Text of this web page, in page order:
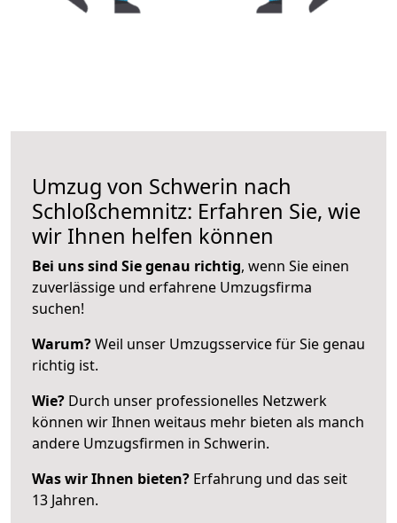
Umzug von Schwerin nach
Schloßchemnitz: Erfahren Sie, wie
wir Ihnen helfen können
Bei uns sind Sie genau richtig, wenn Sie einen
zuverlässige und erfahrene Umzugsfirma
suchen!
Warum?Weil unser Umzugsservice für Sie genau
richtig ist.
Wie? Durch unser professionelles Netzwerk
können wir Ihnen weitaus mehr bieten als manch
andere Umzugsfirmen in Schwerin.
Was wir Ihnen bieten? Erfahrung und das seit
13 Jahren.